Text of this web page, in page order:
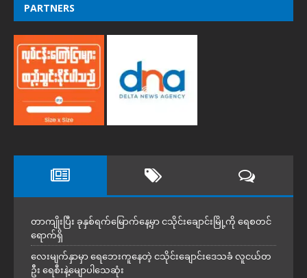
PARTNERS
တာကျိုးပြီး ခုနှစ်ရက်မြောက်နေ့မှာ ငသိုင်းချောင်းမြို့ကို ရေစတင်
ရောက်ရှိ
လေးမျက်နှာမှာ ရေဘေးကူနေတဲ့ ငသိုင်းချောင်းဒေသခံ လူငယ်တ
ဦး ရေစီးနဲ့မျောပါသေဆုံး